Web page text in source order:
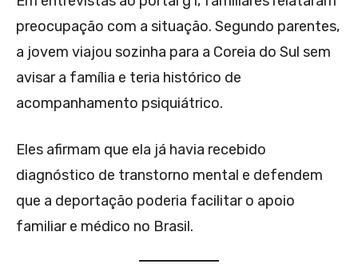
preocupação com a situação. Segundo parentes,
a jovem viajou sozinha para a Coreia do Sul sem
avisar a família e teria histórico de
acompanhamento psiquiátrico.
Eles afirmam que ela já havia recebido
diagnóstico de transtorno mental e defendem
que a deportação poderia facilitar o apoio
familiar e médico no Brasil.